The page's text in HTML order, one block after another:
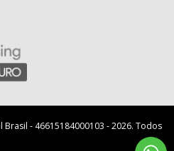
- 46615184000103 - 2026. Todos